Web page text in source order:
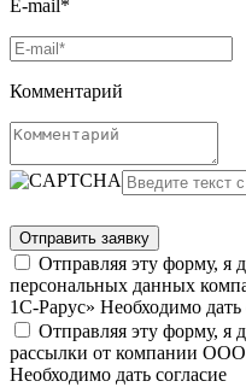
E-mail*
Комментарий
Отправляя эту форму, я
персональных данных
1С-Рарус» Необходимо дать
Отправляя эту форму, я
рассылки от компании
Необходимо дать согласие